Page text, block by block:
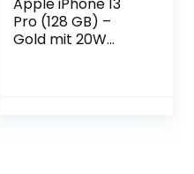
Apple iPhone 13
Pro (128 GB) –
Gold mit 20W